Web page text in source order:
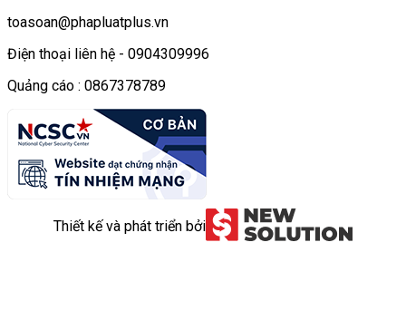
toasoan@phapluatplus.vn
Điện thoại liên hệ - 0904309996
Quảng cáo : 0867378789
Thiết kế và phát triển bởi